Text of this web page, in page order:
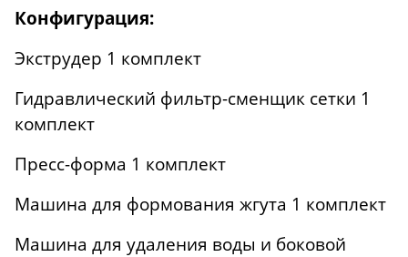
Конфигурация:
Экструдер 1 комплект
Гидравлический фильтр-сменщик сетки 1
комплект
Пресс-форма 1 комплект
Машина для формования жгута 1 комплект
Машина для удаления воды и боковой